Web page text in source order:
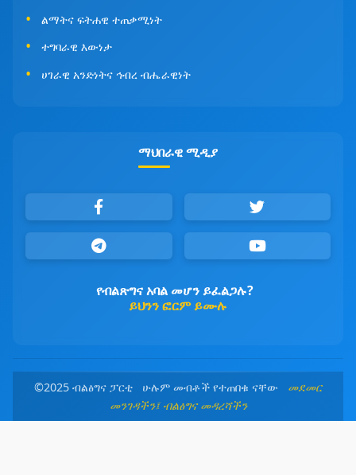
ልማትና ፍትሐዊ ተጠቃሚነት
ተግባራዊ እውነታ
ሀገራዊ አንድነትና ኅብረ ብሔራዊነት
ማህበራዊ ሚዲያ
የብልጽግና አባል መሆን ይፈልጋሉ?
ይህንን ፎርም ይሙሉ
©2025 ብልፅግና ፓርቲ ሁሉም መብቶች የተጠበቁ ናቸው መደመር
መንገዳችን፤ ብልፅግና መዳረሻችን